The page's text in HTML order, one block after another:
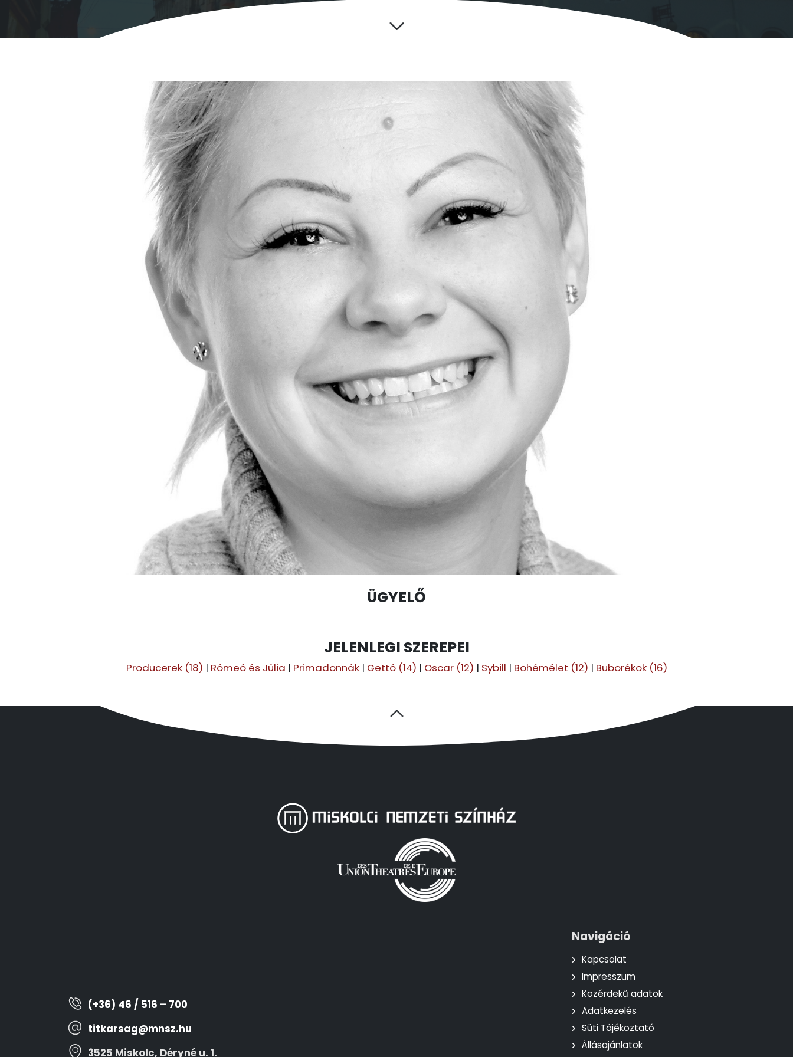
ÜGYELŐ
JELENLEGI SZEREPEI
Producerek (18) | Rómeó és Júlia | Primadonnák| Gettó (14) | Oscar (12) | Sybill | Bohémélet (12) | Buborékok (16)
(+36) 46 / 516 – 700
titkarsag@mnsz.hu
3525 Miskolc, Déryné u. 1.
Navigáció
Kapcsolat
Impresszum
Közérdekű adatok
Adatkezelés
Süti Tájékoztató
Állásajánlatok